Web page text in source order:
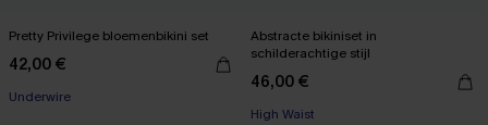
Pretty Privilege bloemenbikini set
42,00 €
Underwire
Abstracte bikiniset in
schilderachtige stijl
46,00 €
High Waist